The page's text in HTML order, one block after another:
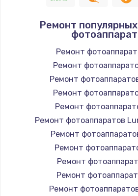
Ремонт
Ремонт
Ремонт
Ремонт
Ремонт
Ремонт
Ремонт фотоаппаратов
Ремонт
Ремонт
Ремонт
Ремонт
Ремонт